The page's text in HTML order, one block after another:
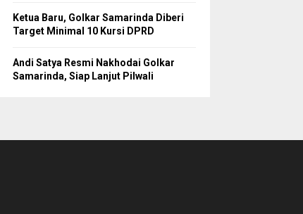
Ketua Baru, Golkar Samarinda Diberi
Target Minimal 10 Kursi DPRD
Andi Satya Resmi Nakhodai Golkar
Samarinda, Siap Lanjut Pilwali